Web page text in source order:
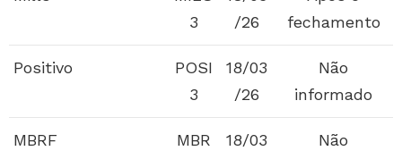
3
/26
fechamento
Positivo
POSI
3
18/03
/26
Não
informado
MBRF
MBR
18/03
Não